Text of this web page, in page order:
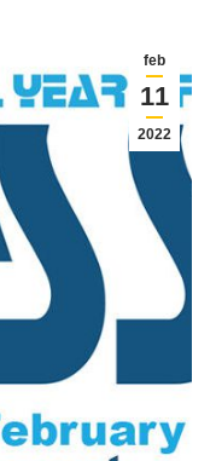
feb
11
2022